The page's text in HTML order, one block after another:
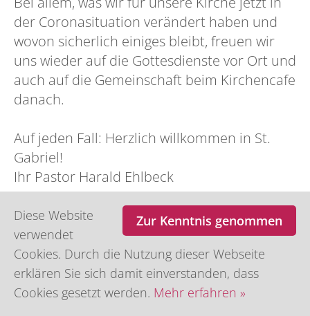
der Coronasituation verändert haben und
wovon sicherlich einiges bleibt, freuen wir
uns wieder auf die Gottesdienste vor Ort und
auch auf die Gemeinschaft beim Kirchencafe
danach.
Auf jeden Fall: Herzlich willkommen in St.
Gabriel!
Ihr Pastor Harald Ehlbeck
Zurück zu unserem akutellen Artikelarchiv
Zu unserem Artikelarchiv für 2024
Zur Kenntnis genommen
Diese Website
verwendet
Cookies. Durch die Nutzung dieser Webseite
erklären Sie sich damit einverstanden, dass
Cookies gesetzt werden. Mehr erfahren »